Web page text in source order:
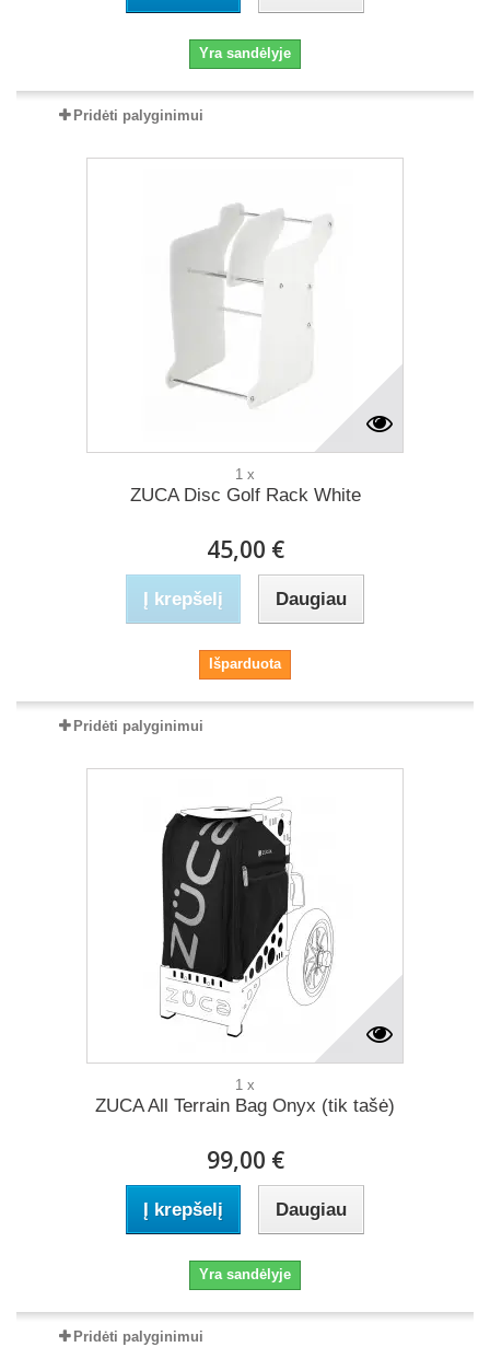
Yra sandėlyje
Pridėti palyginimui
1 x
ZUCA Disc Golf Rack White
45,00 €
Į krepšelį Daugiau
Išparduota
Pridėti palyginimui
1 x
ZUCA All Terrain Bag Onyx (tik tašė)
99,00 €
Į krepšelį Daugiau
Yra sandėlyje
Pridėti palyginimui